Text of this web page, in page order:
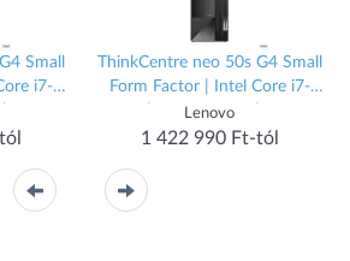
Small
i7-
120GB
UHD
ThinkCentre neo 50s G4 Small
Form Factor | Intel Core i7-
13700 | 64GB DDR4 | 1000GB
SSD | 8000GB HDD | Intel UHD
Lenovo
1 422 990 Ft-tól